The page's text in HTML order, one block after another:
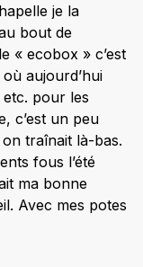
je la
bout de
« ecobox » c’est
aujourd’hui
etc. pour les
c’est un peu
traînait là-bas.
fous l’été
ma bonne
Avec mes potes